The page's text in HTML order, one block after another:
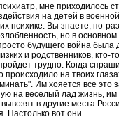
мне приходилось
на детей в
психике. Вы знаете, по-
но в
будущего война была
и родственников, кто-
трудно. Когда
на твоих
Им хояется все это
на веселый лад жизнь, им
в другие места
Настолько вот они...